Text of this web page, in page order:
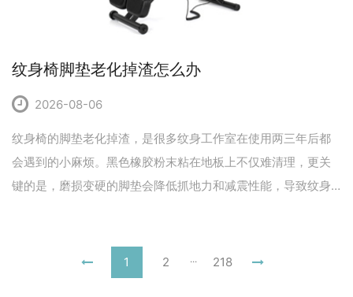
纹身椅脚垫老化掉渣怎么办
2026-08-06
纹身椅的脚垫老化掉渣，是很多纹身工作室在使用两三年后都
会遇到的小麻烦。黑色橡胶粉末粘在地板上不仅难清理，更关
键的是，磨损变硬的脚垫会降低抓地力和减震性能，导致纹身
1
2 ... 218